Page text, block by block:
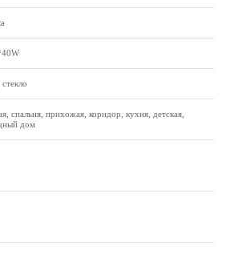
спальня, прихожая, коридор, кухня, детская,
дом